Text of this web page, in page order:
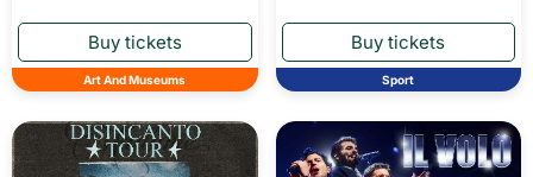
Art And Museums Sport